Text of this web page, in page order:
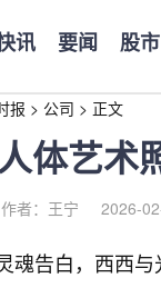
讯 要闻 股市
报 > 公司 > 正文
体艺术
作者：王宁 2026-
魂告白，西西